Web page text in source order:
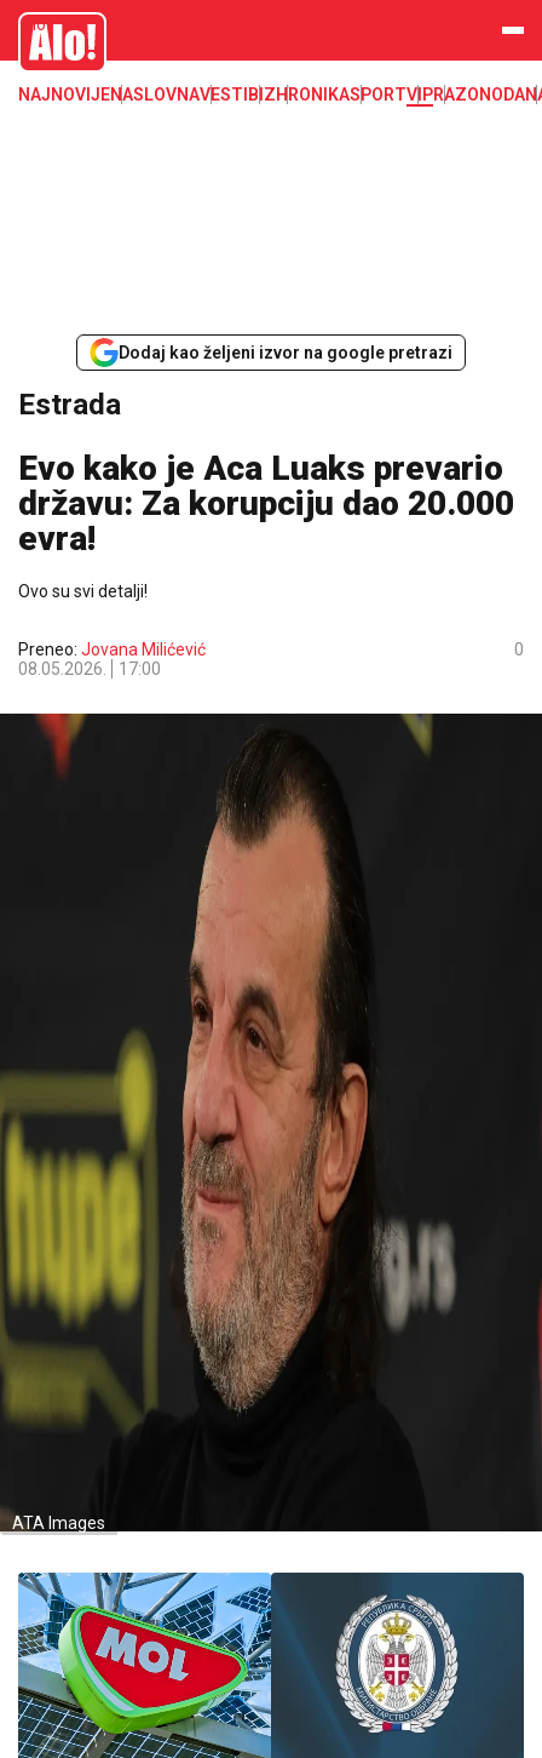
Estrada, poznati, VIP
Alo
NAJNOVIJENASLOVNAVESTI BIZHRONIKASPORTVIPRAZONODA
Dodaj kao željeni izvor na google pretrazi
Estrada
Evo kako je Aca Luaks prevario
državu: Za korupciju dao 20.000
evra!
Ovo su svi detalji!
Preneo: Jovana Milićević
08.05.2026.
17:00
0
ATA Images